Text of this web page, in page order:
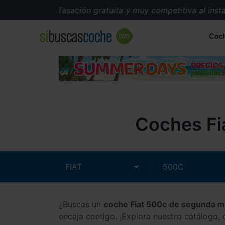
Tasación gratuita y muy competitiva al
Coches
¿Buscas un coche Fiat 500c de segunda
encaja contigo. ¡Explora nuestro